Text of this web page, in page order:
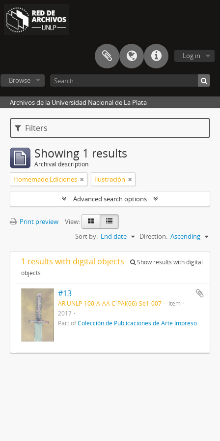
Log in
Browse
Archivos de la Universidad Nacional de La Plata
Filters
Showing 1 results
Archival description
Homemade Ediciones Ilustración
Advanced search options
Print preview
View:
Sort by: End date Direction: Ascending
1 results with digital objects
Show results with digital
objects
#13
AR UNLP-100-A-AA C-PAI(06)-Se1-007
Item
2017
Part ofColección de Publicaciones de Arte Impreso